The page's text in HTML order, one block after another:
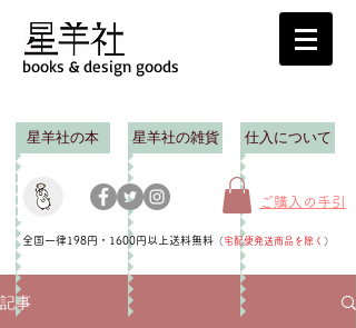
books & design goods
星羊社の本 星羊社の雑貨 仕入について
ご購入の手引
全国一律198円・1600円以上送料無料 （宅配便発送商品を除く ）
記事